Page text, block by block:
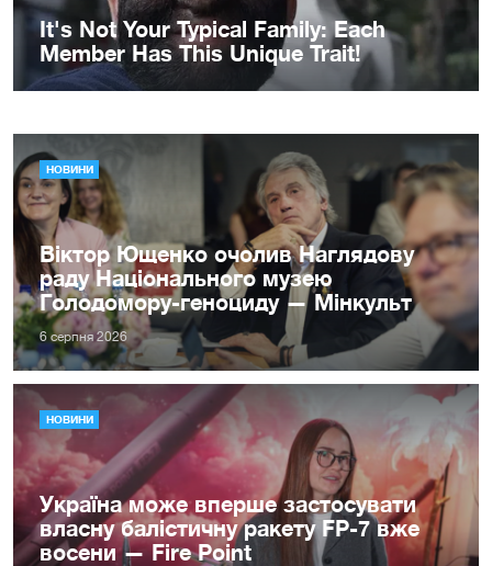
НОВИНИ
Віктор Ющенко очолив Наглядову
раду Національного музею
Голодомору-геноциду — Мінкульт
6 серпня 2026
НОВИНИ
Україна може вперше застосувати
власну балістичну ракету FP-7 вже
восени — Fire Point